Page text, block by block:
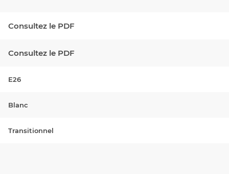
Consultez le PDF
Consultez le PDF
E26
Blanc
Transitionnel